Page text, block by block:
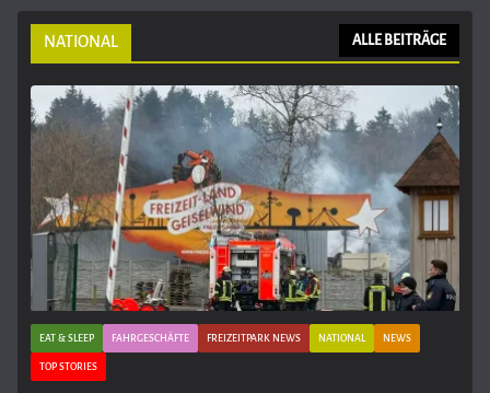
NATIONAL ALLE BEITRÄGE
EAT & SLEEP FAHRGESCHÄFTE FREIZEITPARK NEWS NATIONAL NEWS
TOP STORIES